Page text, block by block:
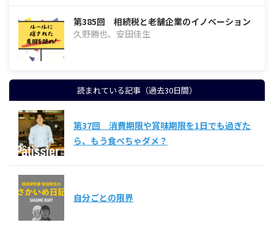
第385回 相続税と老舗企業のイノベーション
久野勝也、安田佳生
読まれている記事（過去30日間）
第37回 消費期限や賞味期限を1日でも過ぎた
ら、もう食べちゃダメ？
自分ごとの限界